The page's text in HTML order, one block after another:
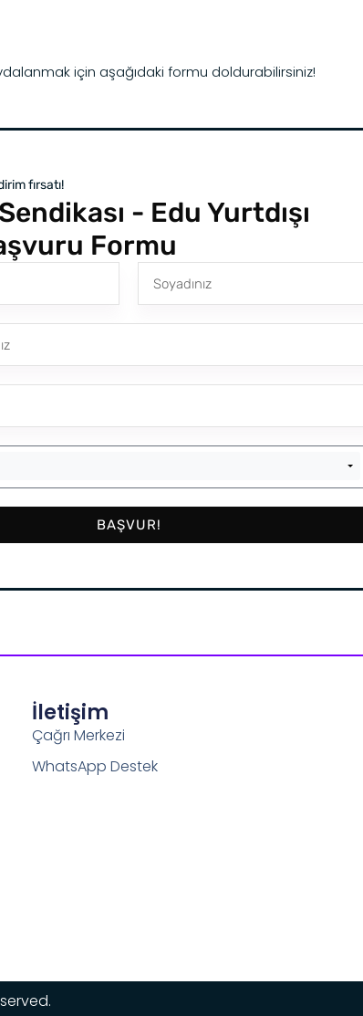
için aşağıdaki formu doldurabilirsiniz!
fırsatı!
- Edu Yurtdışı
Formu
BAŞVUR!
İletişim
Çağrı Merkezi
WhatsApp Destek